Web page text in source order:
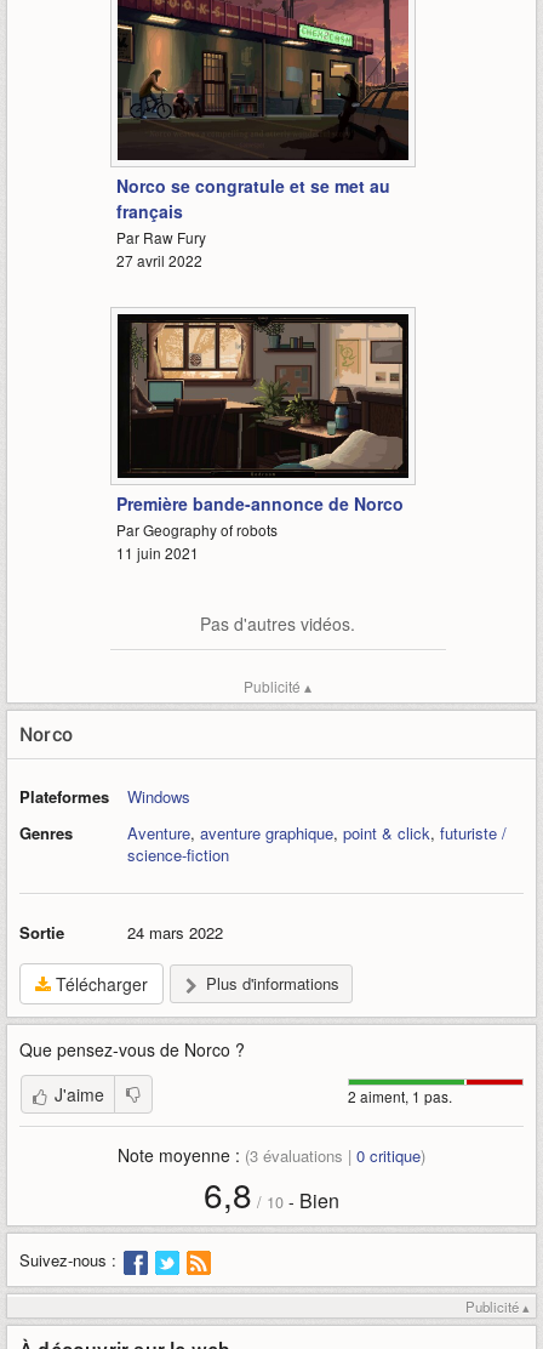
1:02
Norco se congratule et se met au
français
Par Raw Fury
27 avril 2022
0:55
Première bande-annonce de Norco
Par Geography of robots
11 juin 2021
Pas d'autres vidéos.
Publicité ▴
Norco
Plateformes
Windows
Genres
Aventure, aventure graphique, point & click, futuriste /
science-fiction
Sortie 24 mars 2022
Télécharger Plus d'informations
Que pensez-vous de Norco ?
2 aiment, 1 pas.
J'aime
Note moyenne : (3 évaluations | 0 critique)
6,8 / 10 - Bien
Suivez-nous :
Publicité ▴